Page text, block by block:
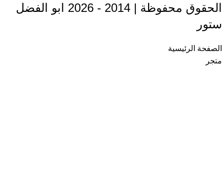
الحقوق محفوظة | 2014 - 2026 ابو الفضل
ستور
الصفحة الرئيسية
متجر